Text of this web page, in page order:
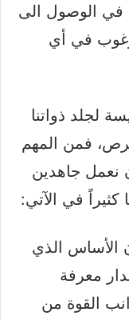
في الوصول الى
في أي
لجلد ذواتنا
فمن المهم
نعمل جاهدين
كثيراً في الآتي:
الأساس الذي
معرفة
القوة من